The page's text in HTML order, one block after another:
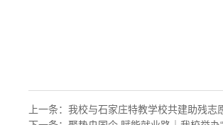
上一条： 我校与石家庄特教学校共建助残志